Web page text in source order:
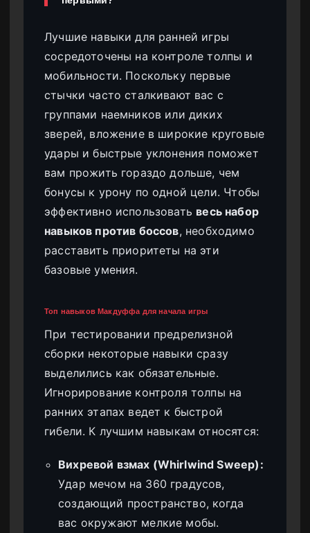
Лучшие навыки для ранней игры
сосредоточены на контроле толпы и
мобильности. Поскольку первые
стычки часто сталкивают вас с
группами наемников или диких
зверей, вложение в широкие круговые
удары и быстрые уклонения поможет
вам прожить гораздо дольше, чем
бонусы к урону по одной цели. Чтобы
эффективно использовать весь набор
навыков против боссов, необходимо
расставить приоритеты на эти
базовые умения.
Топ навыков Макдуффа для начала игры
При тестировании предрелизной
сборки некоторые навыки сразу
выделились как обязательные.
Игнорирование контроля толпы на
ранних этапах ведет к быстрой
гибели. К лучшим навыкам относятся:
Вихревой взмах (Whirlwind Sweep):
Удар мечом на 360 градусов,
создающий пространство, когда
вас окружают мелкие мобы.